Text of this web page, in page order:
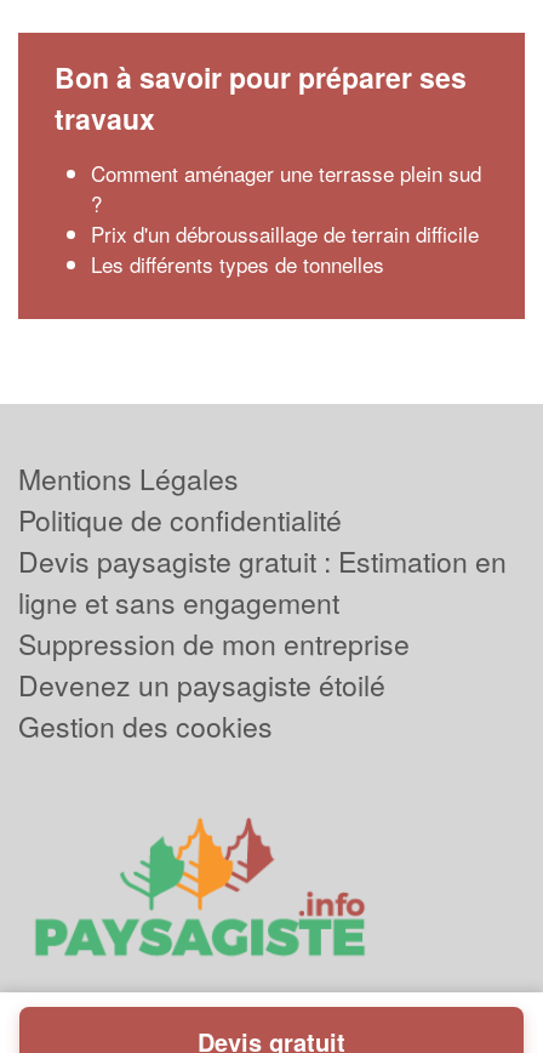
Bon à savoir pour préparer ses
travaux
Comment aménager une terrasse plein sud
?
Prix d'un débroussaillage de terrain difficile
Les différents types de tonnelles
Mentions Légales
Politique de confidentialité
Devis paysagiste gratuit : Estimation en
ligne et sans engagement
Suppression de mon entreprise
Devenez un paysagiste étoilé
Gestion des cookies
Devis gratuit